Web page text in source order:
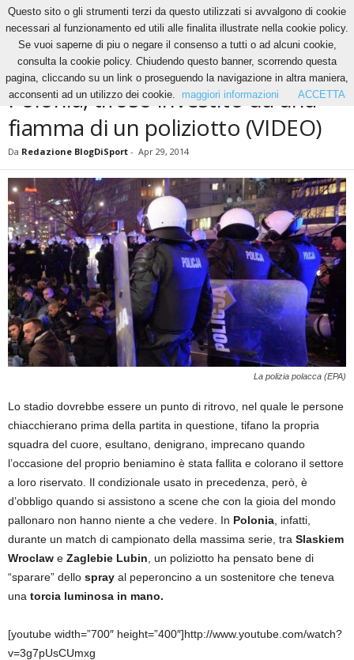
News Polonia, tifoso investito da una fiamma di un poliziotto (VIDEO)
NEWS
Polonia, tifoso investito da una
fiamma di un poliziotto (VIDEO)
Da Redazione BlogDiSport - Apr 29, 2014
La polizia polacca (EPA)
Lo stadio dovrebbe essere un punto di ritrovo, nel quale le persone
chiacchierano prima della partita in questione, tifano la propria
squadra del cuore, esultano, denigrano, imprecano quando
l’occasione del proprio beniamino è stata fallita e colorano il settore
a loro riservato. Il condizionale usato in precedenza, però, è
d’obbligo quando si assistono a scene che con la gioia del mondo
pallonaro non hanno niente a che vedere. In Polonia , infatti,
durante un match di campionato della massima serie, tra Slaskiem
Wroclaw e Zaglebie Lubin , un poliziotto ha pensato bene di
“sparare” dello spray al peperoncino a un sostenitore che teneva
una torcia luminosa in mano.
[youtube width=”700″ height=”400″]http://www.youtube.com/watch?
v=3g7pUsCUmxg
Questo sito o gli strumenti terzi da questo utilizzati si avvalgono di cookie
necessari al funzionamento ed utili alle finalita illustrate nella cookie policy.
Se vuoi saperne di piu o negare il consenso a tutti o ad alcuni cookie,
consulta la cookie policy. Chiudendo questo banner, scorrendo questa
pagina, cliccando su un link o proseguendo la navigazione in altra maniera,
acconsenti ad un utilizzo dei cookie.
maggiori informazioni ACCETTA